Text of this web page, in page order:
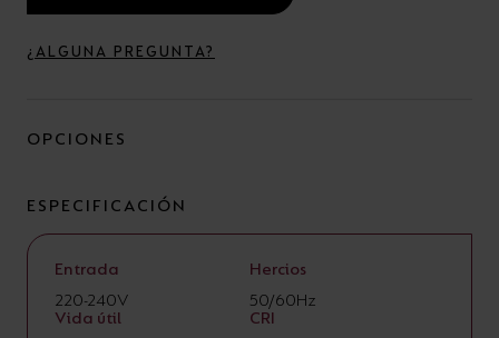
¿ALGUNA PREGUNTA?
OPCIONES
ESPECIFICACIÓN
Entrada
220-240V
Hercios
50/60Hz
Vida útil
CRI